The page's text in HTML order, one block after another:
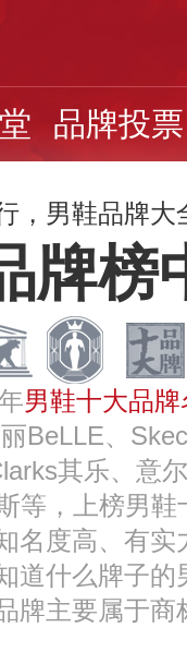
品牌投票
，男鞋品牌大
牌榜
男鞋十大品
BeLLE、
其乐、意
等，上榜男
名度高、有
道什么牌子
牌主要属于商